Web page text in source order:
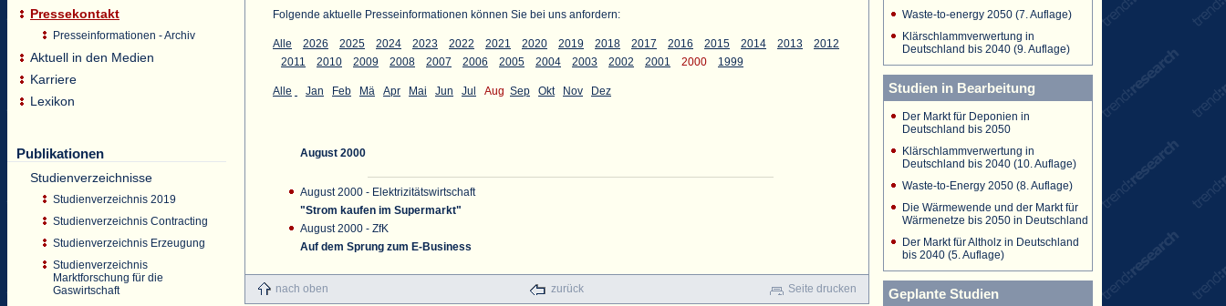
Pressekontakt
Presseinformationen - Archiv
Aktuell in den Medien
Karriere
Lexikon
Publikationen
Studienverzeichnisse
Studienverzeichnis 2019
Studienverzeichnis Contracting
Studienverzeichnis Erzeugung
Studienverzeichnis
Marktforschung für die
Gaswirtschaft
Folgende aktuelle Presseinformationen können Sie bei uns anfordern:
Alle 2026 2025 2024 2023 2022 2021 2020 2019 2018 2017 2016 2015 2014 2013
2012
2011
2010 2009 2008 2007 2006 2005 2004 2003 2002 2001 2000 1999
Alle Jan Feb Mä Apr Mai Jun Jul Aug Sep Okt Nov Dez
August 2000
August 2000 - Elektrizitätswirtschaft
"Strom kaufen im Supermarkt"
August 2000 - ZfK
Auf dem Sprung zum E-Business
nach oben zurück Seite drucken
Waste-to-energy 2050 (7. Auflage)
Klärschlammverwertung in
Deutschland bis 2040 (9. Auflage)
Studien in Bearbeitung
Der Markt für Deponien in
Deutschland bis 2050
Klärschlammverwertung in
Deutschland bis 2040 (10. Auflage)
Waste-to-Energy 2050 (8. Auflage)
Die Wärmewende und der Markt für
Wärmenetze bis 2050 in Deutschland
Der Markt für Altholz in Deutschland
bis 2040 (5. Auflage)
Geplante Studien